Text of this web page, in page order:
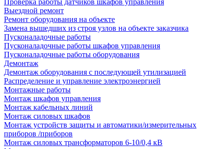
Проверка работы датчиков шкафов управления
Выездной ремонт
Ремонт оборудования на объекте
Замена вышедших из строя узлов на объекте заказчика
Пусконаладочные работы
Пусконаладочные работы шкафов управления
Пусконаладочные работы оборудования
Демонтаж
Демонтаж оборудования с последующей утилизацией
Распределение и управление электроэнергией
Монтажные работы
Монтаж шкафов управления
Монтаж кабельных линий
Монтаж силовых шкафов
Монтаж устройств защиты и автоматики/измерительных
приборов /приборов
Монтаж силовых трансформаторов 6-10/0,4 кВ